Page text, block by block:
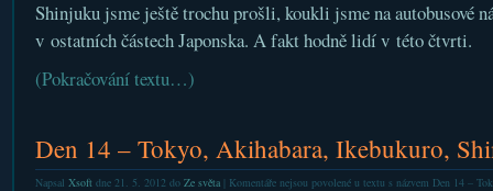
Shinjuku jsme ještě trochu prošli, koukli jsme na autobusové
v ostatních částech Japonska. A fakt hodně lidí v této čtvrti.
(Pokračování textu…)
Den 14 – Tokyo, Akihabara, Ikebukuro,
Napsal Xsoftdne 21. 5. 2012 do Ze světa| Komentáře nejsou povolenéu textu s názvem Den 14 –